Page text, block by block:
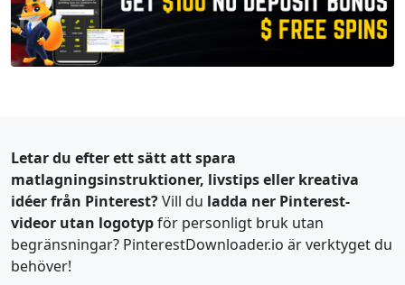
Letar du efter ett sätt att spara
matlagningsinstruktioner, livstips eller kreativa
idéer från Pinterest?Vill du ladda ner Pinterest-
videor utan logotypför personligt bruk utan
begränsningar? PinterestDownloader.io är verktyget du
behöver!